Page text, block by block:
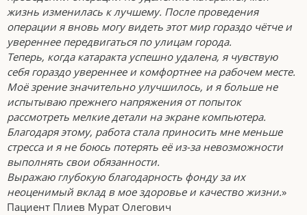
жизнь изменилась к лучшему. После проведения
операции я вновь могу видеть этот мир гораздо чётче и
увереннее передвигаться по улицам города.
Теперь, когда катаракта успешно удалена, я чувствую
себя гораздо увереннее и комфортнее на рабочем месте.
Моё зрение значительно улучшилось, и я больше не
испытываю прежнего напряжения от попыток
рассмотреть мелкие детали на экране компьютера.
Благодаря этому, работа стала приносить мне меньше
стресса и я не боюсь потерять её из-за невозможности
выполнять свои обязанности.
Выражаю глубокую благодарность фонду за их
неоценимый вклад в мое здоровье и качество жизни.»
Пациент Плиев Мурат Олегович